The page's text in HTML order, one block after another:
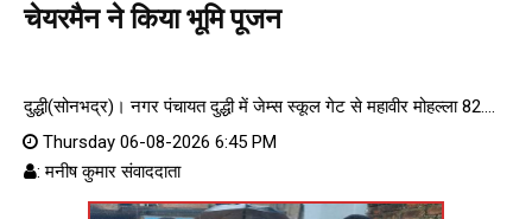
चेयरमैन ने किया भूमि पूजन
दुद्धी(सोनभद्र)। नगर पंचायत दुद्धी में जेम्स स्कूल गेट से महावीर मोहल्ला 82....
Thursday 06-08-2026 6:45 PM
: मनीष कुमार संवाददाता